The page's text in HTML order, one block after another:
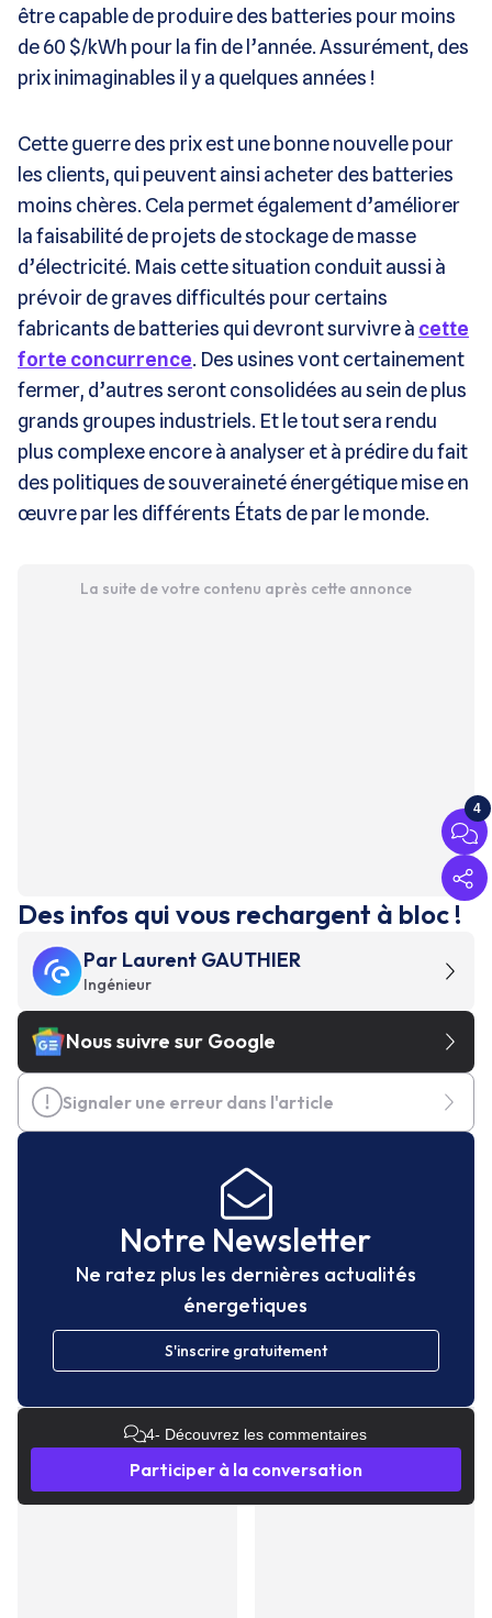
être capable de produire des batteries pour moins
de 60 $/kWh pour la fin de l’année. Assurément, des
prix inimaginables il y a quelques années !
Cette guerre des prix est une bonne nouvelle pour
les clients, qui peuvent ainsi acheter des batteries
moins chères. Cela permet également d’améliorer
la faisabilité de projets de stockage de masse
d’électricité. Mais cette situation conduit aussi à
prévoir de graves difficultés pour certains
fabricants de batteries qui devront survivre à cette
forte concurrence. Des usines vont certainement
fermer, d’autres seront consolidées au sein de plus
grands groupes industriels. Et le tout sera rendu
plus complexe encore à analyser et à prédire du fait
des politiques de souveraineté énergétique mise en
œuvre par les différents États de par le monde.
La suite de votre contenu après cette annonce
4
Des infos qui vous rechargent à bloc !
Par Laurent GAUTHIER
Ingénieur
Nous suivre sur Google
Signaler une erreur dans l'article
Notre Newsletter
Ne ratez plus les dernières actualités
énergetiques
S'inscrire gratuitement
4- Découvrez les commentaires
Participer à la conversation